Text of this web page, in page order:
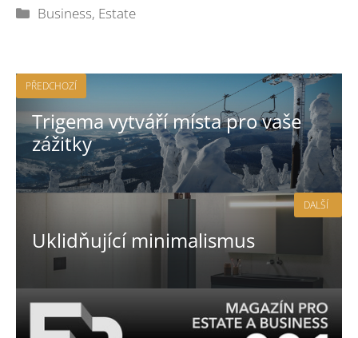
Rubriky
Business, Estate
PŘEDCHOZÍ
Trigema vytváří místa pro vaše
zážitky
Uklidňující minimalismus
DALŠÍ